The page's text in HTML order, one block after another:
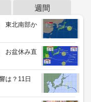
週間
東北南部か
お盆休み直
は？11日